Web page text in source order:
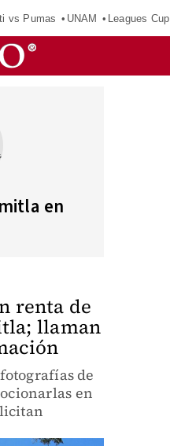
vs Pumas UNAM Leagues Cup
en
renta de
llaman
de
en